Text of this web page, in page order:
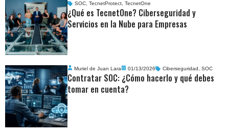
SOC ,TecnetProtect ,TecnetOne
¿Qué es TecnetOne? Ciberseguridad y
Servicios en la Nube para Empresas
Muriel de Juan Lara 01/13/2026 Ciberseguridad,SOC
Contratar SOC: ¿Cómo hacerlo y qué debes
tomar en cuenta?